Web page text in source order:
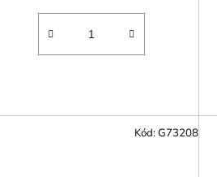
Kód:G73208